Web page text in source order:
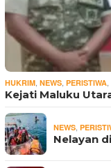
HUKRIM NEWS PERISTIWA
Kejati Maluku
NEWS
Nelayan